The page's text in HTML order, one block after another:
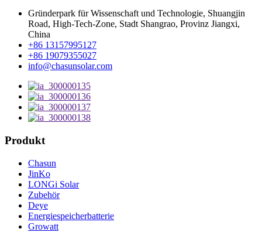
Gründerpark für Wissenschaft und Technologie, Shuangjin
Road, High-Tech-Zone, Stadt Shangrao, Provinz Jiangxi,
China
+86 13157995127
+86 19079355027
info@chasunsolar.com
Produkt
Chasun
JinKo
LONGi Solar
Zubehör
Deye
Energiespeicherbatterie
Growatt